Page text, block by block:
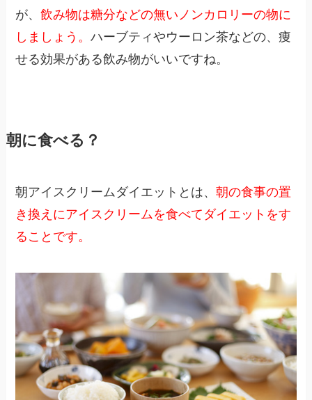
が、飲み物は糖分などの無いノンカロリーの物に
しましょう。ハーブティやウーロン茶などの、痩
せる効果がある飲み物がいいですね。
朝に食べる？
朝アイスクリームダイエットとは、朝の食事の置
き換えにアイスクリームを食べてダイエットをす
ることです。